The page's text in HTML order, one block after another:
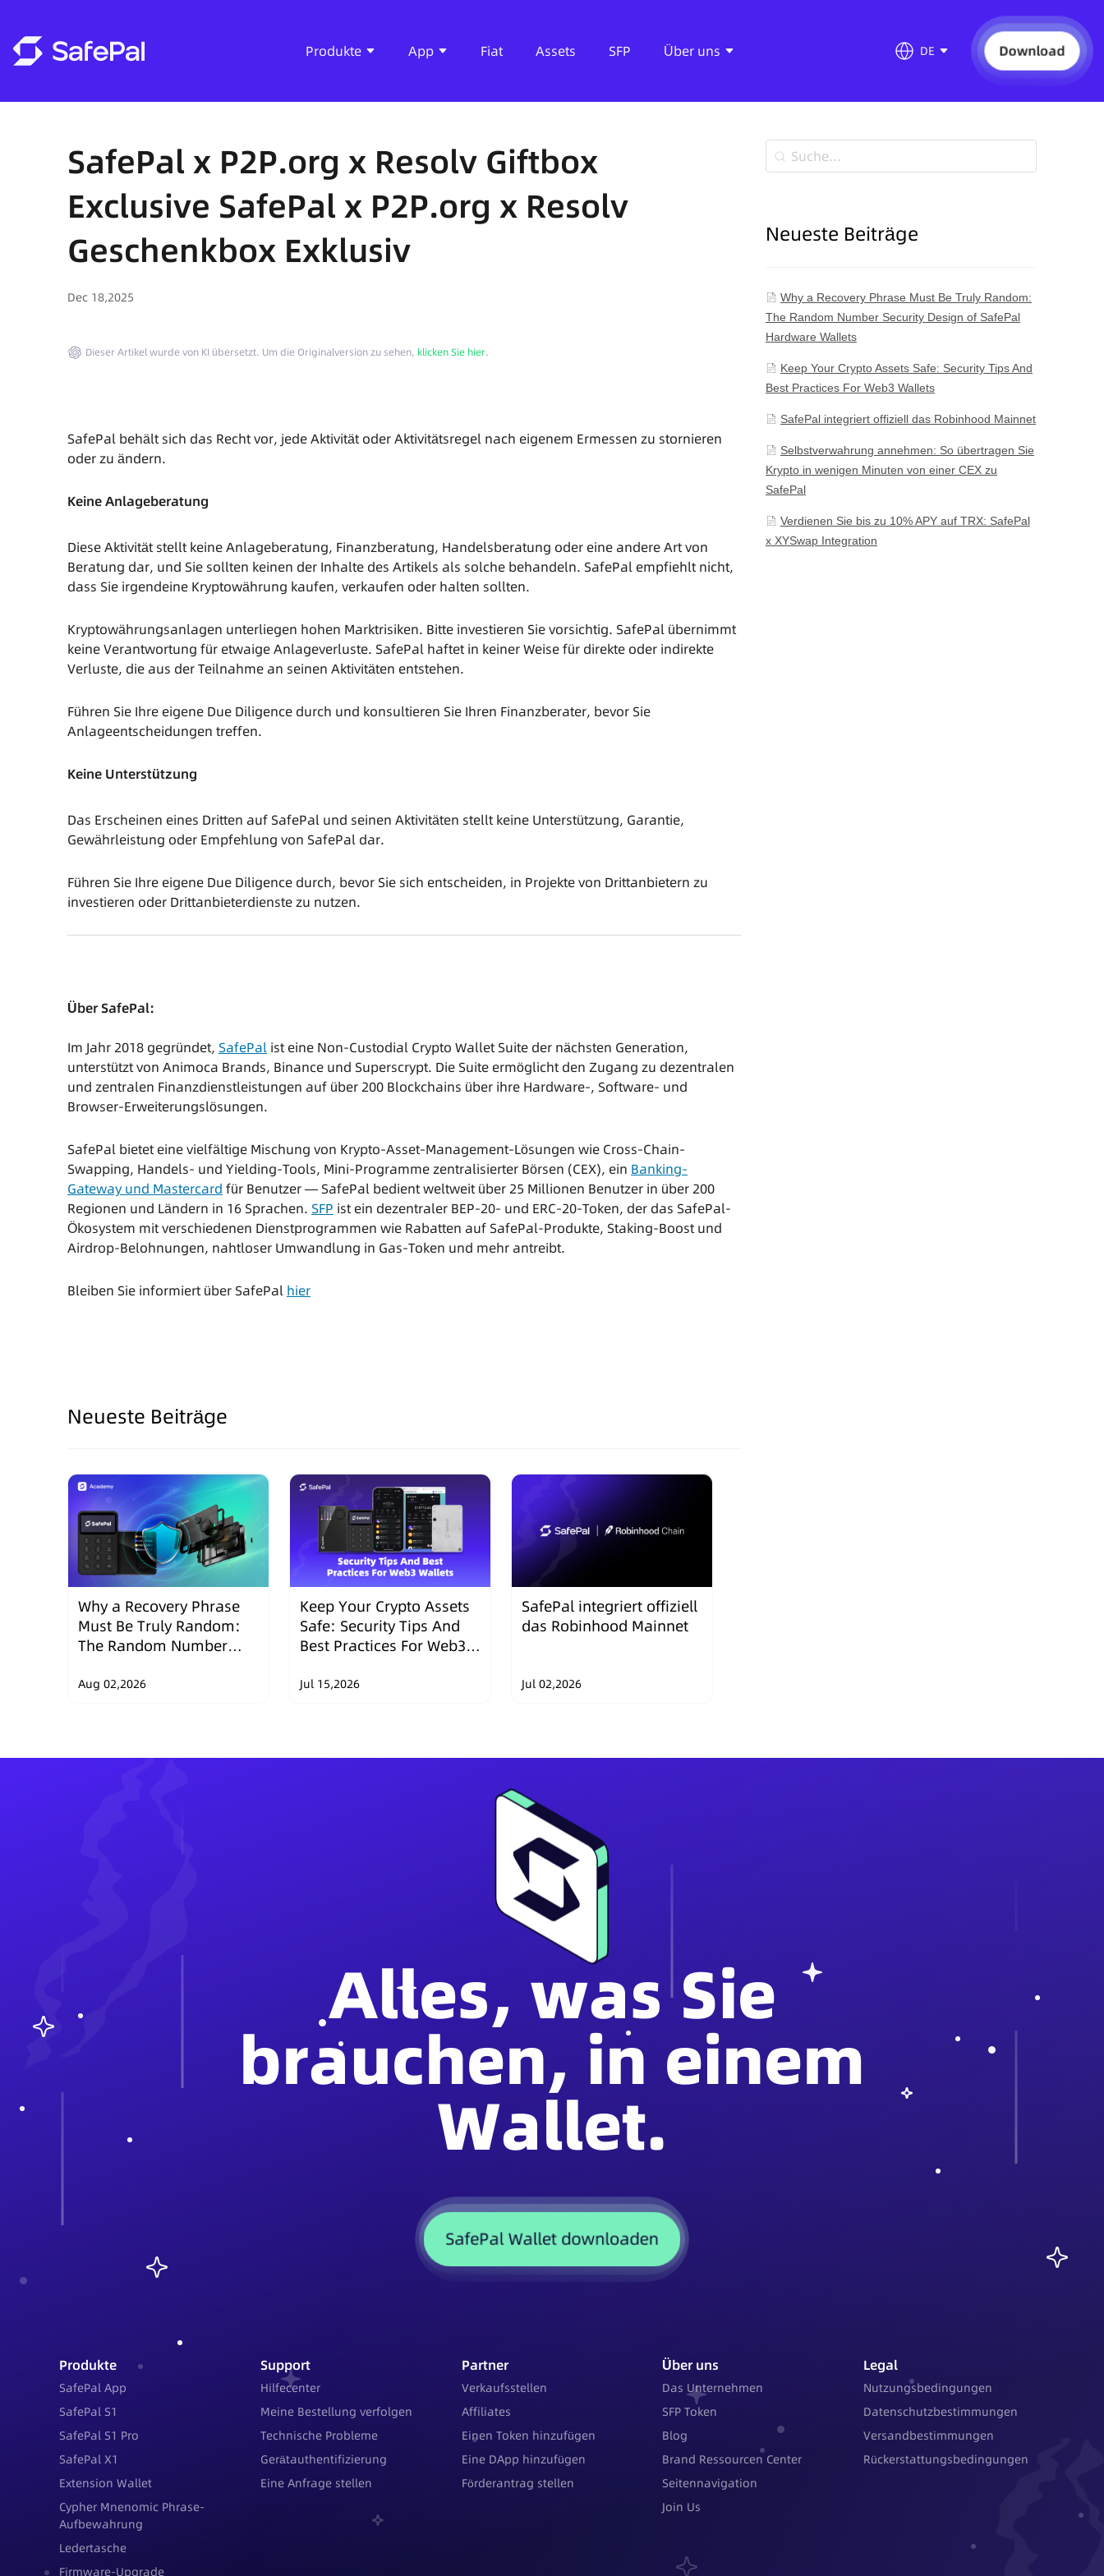
Produkte App Fiat Assets SFP Über uns DE Download
SafePal x P2P.org x Resolv Giftbox
Exclusive SafePal x P2P.org x Resolv
Geschenkbox Exklusiv
Dec 18,2025
Dieser Artikel wurde von KI übersetzt. Um die Originalversion zu sehen, klicken Sie hier.
SafePal behält sich das Recht vor, jede Aktivität oder Aktivitätsregel nach eigenem Ermessen zu stornieren
oder zu ändern.
Keine Anlageberatung
Diese Aktivität stellt keine Anlageberatung, Finanzberatung, Handelsberatung oder eine andere Art von
Beratung dar, und Sie sollten keinen der Inhalte des Artikels als solche behandeln. SafePal empfiehlt nicht,
dass Sie irgendeine Kryptowährung kaufen, verkaufen oder halten sollten.
Kryptowährungsanlagen unterliegen hohen Marktrisiken. Bitte investieren Sie vorsichtig. SafePal übernimmt
keine Verantwortung für etwaige Anlageverluste. SafePal haftet in keiner Weise für direkte oder indirekte
Verluste, die aus der Teilnahme an seinen Aktivitäten entstehen.
Führen Sie Ihre eigene Due Diligence durch und konsultieren Sie Ihren Finanzberater, bevor Sie
Anlageentscheidungen treffen.
Keine Unterstützung
Das Erscheinen eines Dritten auf SafePal und seinen Aktivitäten stellt keine Unterstützung, Garantie,
Gewährleistung oder Empfehlung von SafePal dar.
Führen Sie Ihre eigene Due Diligence durch, bevor Sie sich entscheiden, in Projekte von Drittanbietern zu
investieren oder Drittanbieterdienste zu nutzen.
Über SafePal:
Im Jahr 2018 gegründet, SafePal ist eine Non-Custodial Crypto Wallet Suite der nächsten Generation,
unterstützt von Animoca Brands, Binance und Superscrypt. Die Suite ermöglicht den Zugang zu dezentralen
und zentralen Finanzdienstleistungen auf über 200 Blockchains über ihre Hardware-, Software- und
Browser-Erweiterungslösungen.
SafePal bietet eine vielfältige Mischung von Krypto-Asset-Management-Lösungen wie Cross-Chain-
Swapping, Handels- und Yielding-Tools, Mini-Programme zentralisierter Börsen (CEX), ein Banking-
Gateway und Mastercard für Benutzer — SafePal bedient weltweit über 25 Millionen Benutzer in über 200
Regionen und Ländern in 16 Sprachen. SFP ist ein dezentraler BEP-20- und ERC-20-Token, der das SafePal-
Ökosystem mit verschiedenen Dienstprogrammen wie Rabatten auf SafePal-Produkte, Staking-Boost und
Airdrop-Belohnungen, nahtloser Umwandlung in Gas-Token und mehr antreibt.
Bleiben Sie informiert über SafePal hier
Neueste Beiträge
Why a Recovery Phrase
Must Be Truly Random:
The Random Number
SafePal Hardware
Aug 02,2026
Keep Your Crypto Assets
Safe: Security Tips And
Best Practices For Web3
Jul 15,2026
SafePal integriert offiziell
das Robinhood Mainnet
Jul 02,2026
Neueste Beiträge
Why a Recovery Phrase Must Be Truly Random:
The Random Number Security Design of SafePal
Hardware Wallets
Keep Your Crypto Assets Safe: Security Tips And
Best Practices For Web3 Wallets
SafePal integriert offiziell das Robinhood Mainnet
Selbstverwahrung annehmen: So übertragen Sie
Krypto in wenigen Minuten von einer CEX zu
SafePal
Verdienen Sie bis zu 10% APY auf TRX: SafePal
x XYSwap Integration
Alles, was Sie
brauchen, in einem
Wallet.
SafePal Wallet downloaden
Produkte
SafePal App
SafePal S1
SafePal S1 Pro
SafePal X1
Extension Wallet
Cypher Mnenomic Phrase-
Aufbewahrung
Ledertasche
Firmware-Upgrade
Support
Hilfecenter
Meine Bestellung verfolgen
Technische Probleme
Gerätauthentifizierung
Eine Anfrage stellen
Partner
Verkaufsstellen
Affiliates
Einen Token hinzufügen
Eine DApp hinzufügen
Förderantrag stellen
Über uns
Das Unternehmen
SFP Token
Blog
Brand Ressourcen Center
Seitennavigation
Join Us
Legal
Nutzungsbedingungen
Datenschutzbestimmungen
Versandbestimmungen
Rückerstattungsbedingungen